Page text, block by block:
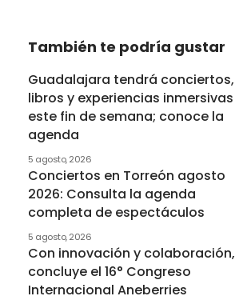
También te podría gustar
Guadalajara tendrá conciertos,
libros y experiencias inmersivas
este fin de semana; conoce la
agenda
5 agosto, 2026
Conciertos en Torreón agosto
2026: Consulta la agenda
completa de espectáculos
5 agosto, 2026
Con innovación y colaboración,
concluye el 16° Congreso
Internacional Aneberries